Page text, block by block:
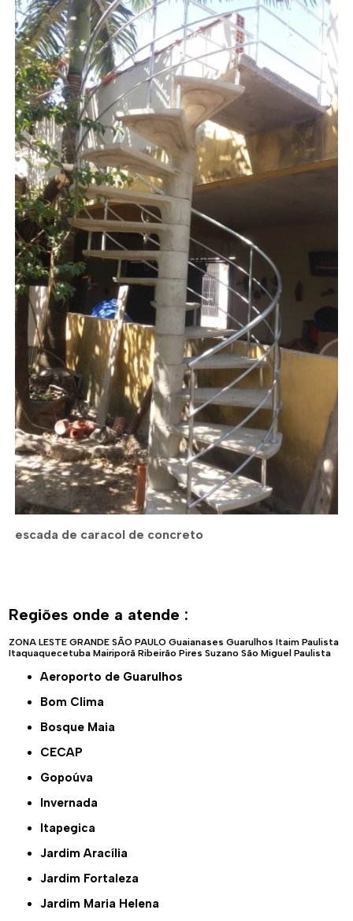
escada de caracol de concreto
Regiões onde a atende :
ZONA LESTE GRANDE SÃO PAULO Guaianases Guarulhos Itaim Paulista
Itaquaquecetuba Mairiporã Ribeirão Pires Suzano São Miguel Paulista
Aeroporto de Guarulhos
Bom Clima
Bosque Maia
CECAP
Gopoúva
Invernada
Itapegica
Jardim Aracília
Jardim Fortaleza
Jardim Maria Helena